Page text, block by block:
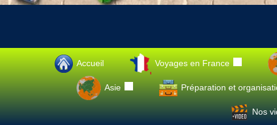
Accueil Voyages en France
Asie Préparation et
Nos